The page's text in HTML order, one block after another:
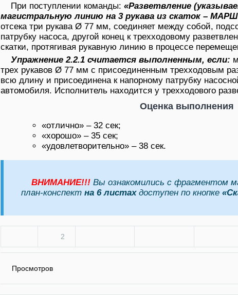
При поступлении команды: «Разветвление
магистральную линию на 3 рукава из скаток –
отсека три рукава Ø 77 мм, соединяет между собой,
патрубку насоса, другой конец к трехходовому
скатки, протягивая рукавную линию в процессе
Упражнение 2.2.1 считается выполненным, если:
трех рукавов Ø 77 мм с присоединенным трехходовым
всю длину и присоединена к напорному патрубку
автомобиля. Исполнитель находится у трехходового
Оценка выполнения
«отлично» – 32 сек;
«хорошо» – 35 сек;
«удовлетворительно» – 38 сек.
ВНИМАНИЕ!!! Вы ознакомились с фрагментом
план-конспект на 6 листахдоступен по кнопке
2
Просмотров